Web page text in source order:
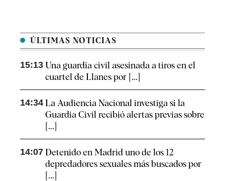
ÚLTIMAS NOTICIAS
15:13 Una guardia civil asesinada a tiros en el
cuartel de Llanes por [...]
14:34 La Audiencia Nacional investiga si la
Guardia Civil recibió alertas previas sobre
[...]
14:07 Detenido en Madrid uno de los 12
depredadores sexuales más buscados por
[...]